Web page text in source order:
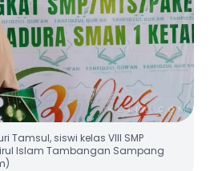
Tamsul, siswi kelas VIII SMP
Islam Tambangan Sampang